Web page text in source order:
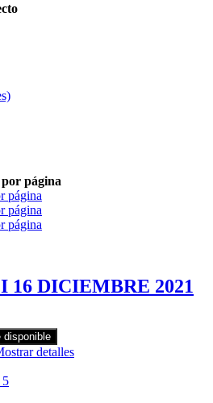
página
página
página
página
16 DICIEMBRE 2021
disponible
detalles
5